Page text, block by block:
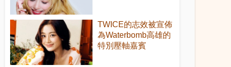
TWICE的志效被宣佈
為Waterbomb高雄的
特別壓軸嘉賓